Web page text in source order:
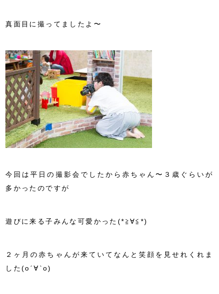
真面目に撮ってましたよ〜
今回は平日の撮影会でしたから赤ちゃん〜３歳ぐらいが
多かったのですが
遊びに来る子みんな可愛かった(*≧∀≦*)
２ヶ月の赤ちゃんが来ていてなんと笑顔を見せれくれま
した(о´∀`о)